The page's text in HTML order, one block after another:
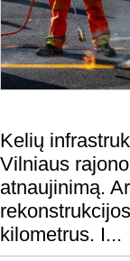
Kelių
Vilniaus
atnaujinimą.
kilometrus. I...